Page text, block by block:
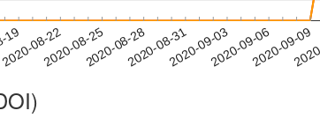
2020-08-222020-08-252020-08-282020-08-312020-09-032020-09-062020-09-09